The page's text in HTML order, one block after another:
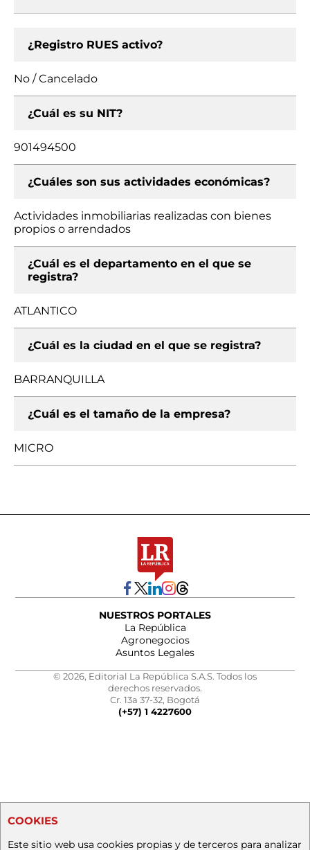
¿Registro RUES activo?
No / Cancelado
¿Cuál es su NIT?
901494500
¿Cuáles son sus actividades económicas?
Actividades inmobiliarias realizadas con bienes
propios o arrendados
¿Cuál es el departamento en el que se
registra?
ATLANTICO
¿Cuál es la ciudad en el que se registra?
BARRANQUILLA
¿Cuál es el tamaño de la empresa?
MICRO
NUESTROS PORTALES
La República
Agronegocios
Asuntos Legales
© 2026, Editorial La República S.A.S. Todos los
derechos reservados.
Cr. 13a 37-32, Bogotá
(+57) 1 4227600
COOKIES
Este sitio web usa cookies propias y de terceros para analizar